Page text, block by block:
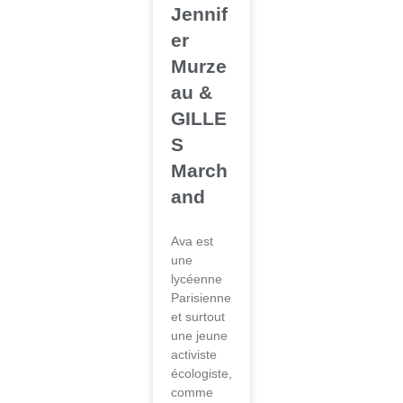
Jennif
er
Murze
au &
GILLE
S
March
and
Ava est
une
lycéenne
Parisienne
et surtout
une jeune
activiste
écologiste,
comme